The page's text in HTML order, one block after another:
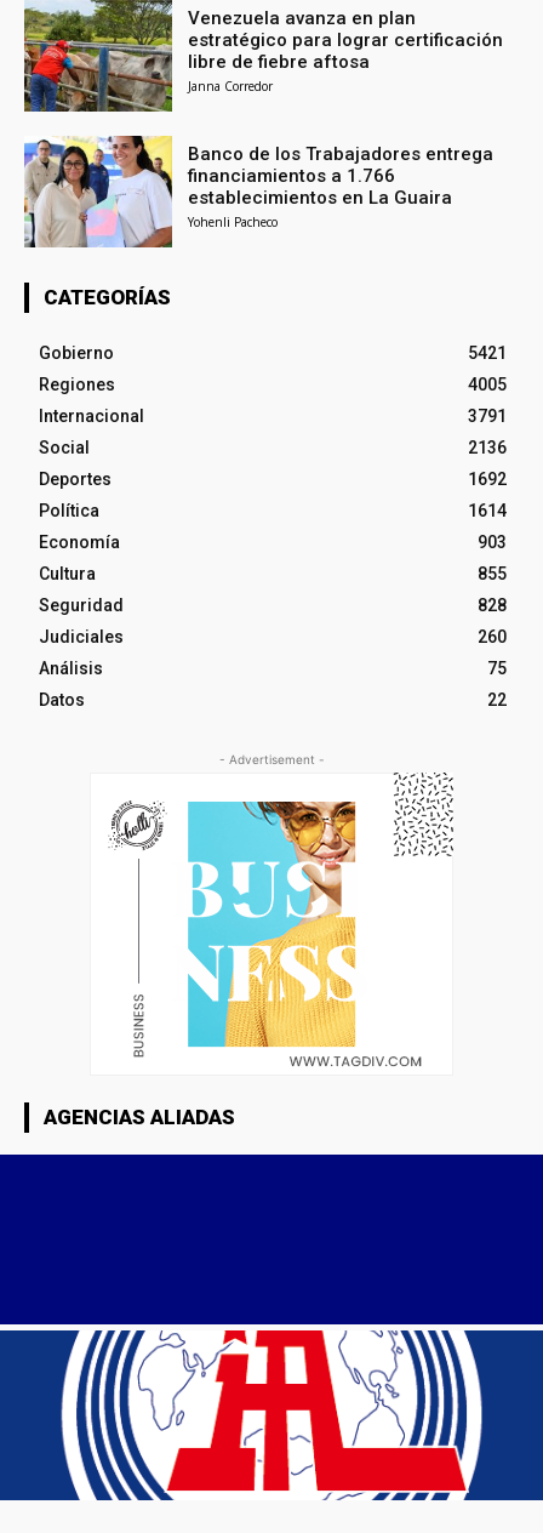
Venezuela avanza en plan
estratégico para lograr certificación
libre de fiebre aftosa
Janna Corredor
Banco de los Trabajadores entrega
financiamientos a 1.766
establecimientos en La Guaira
Yohenli Pacheco
CATEGORÍAS
Gobierno
5421
Regiones
4005
Internacional
3791
Social
2136
Deportes
1692
Política
1614
Economía
903
Cultura
855
Seguridad
828
Judiciales
260
Análisis
75
Datos
22
- Advertisement -
AGENCIAS ALIADAS